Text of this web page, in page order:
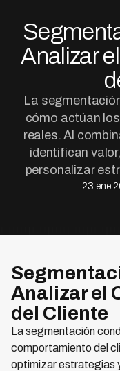
Analizar
La
cómo actúan
reales. Al
identifican
personalizar
23 ene
Analizar el
del Cliente
La segmentación
comportamiento del
optimizar estrategias